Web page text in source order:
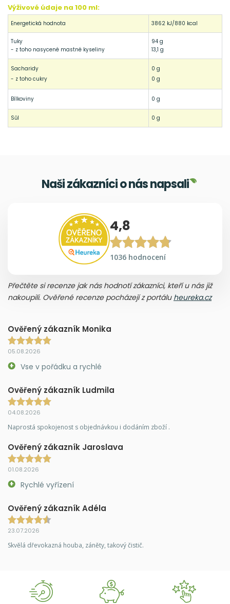
Výživové údaje na 100 ml:
Energetická hodnota 3862 kJ/880 kcal
Tuky
- z toho nasycené mastné kyseliny
94 g
13,1 g
Sacharidy
- z toho cukry
0 g
0 g
Bílkoviny 0 g
Sůl 0 g
Naši zákazníci o nás napsali
4,8
1036 hodnocení
Přečtěte si recenze jak nás hodnotí zákazníci, kteří u nás již
nakoupili. Ověřené recenze pocházejí z portálu heureka.cz
Ověřený zákazník Monika
05.08.2026
Vse v pořádku a rychlé
Ověřený zákazník Ludmila
04.08.2026
Naprostá spokojenost s objednávkou i dodáním zboží .
Ověřený zákazník Jaroslava
01.08.2026
Rychlé vyřízení
Ověřený zákazník Adéla
23.07.2026
Skvělá dřevokazná houba, záněty, takový čistič.